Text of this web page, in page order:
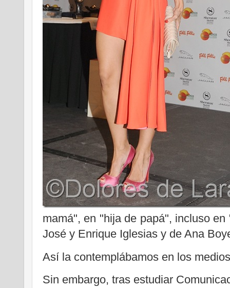
mamá", en "hija de papá", incluso
José y Enrique Iglesias y de Ana
Así la contemplábamos en los
Sin embargo, tras estudiar